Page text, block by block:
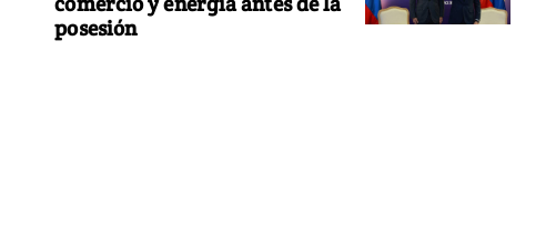
posesión